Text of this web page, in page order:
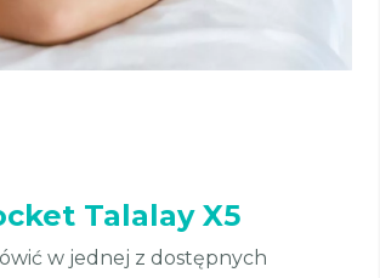
Talalay X5
w jednej z dostępnych